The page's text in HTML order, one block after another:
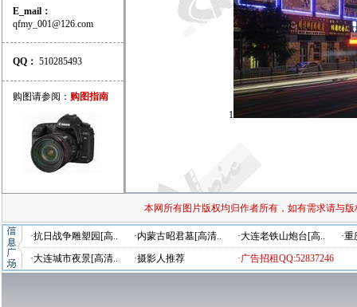
E_mail：
qfmy_001@126.com
QQ： 510285493
购图请参阅： 购图指南
1
本网所有图片版权均归作者所有，如有需求请与
·抗日战争雕塑园[高.. ·内蒙古昭君墓[高清.. ·大连老铁山炮台[高..
·
·大连城市夜景[高清..
·摄影人推荐 ·广告招租QQ:52837246